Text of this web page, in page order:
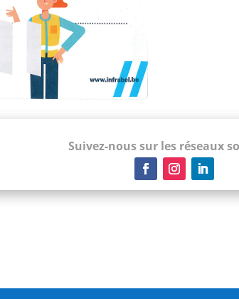
Suivez-nous sur les réseaux